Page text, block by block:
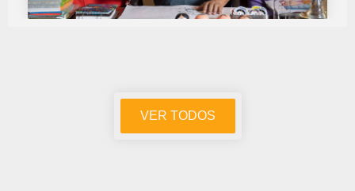
VER TODOS